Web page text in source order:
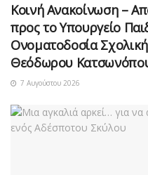
Κοινή Ανακοίνωση –
προς το Υπουργείο
Ονοματοδοσία
Θεόδωρου
7 Αυγούστου 2026